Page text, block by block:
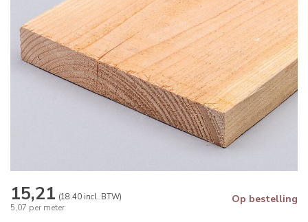
15,21 (18.40 incl. BTW)
5,07 per meter
Op bestelling